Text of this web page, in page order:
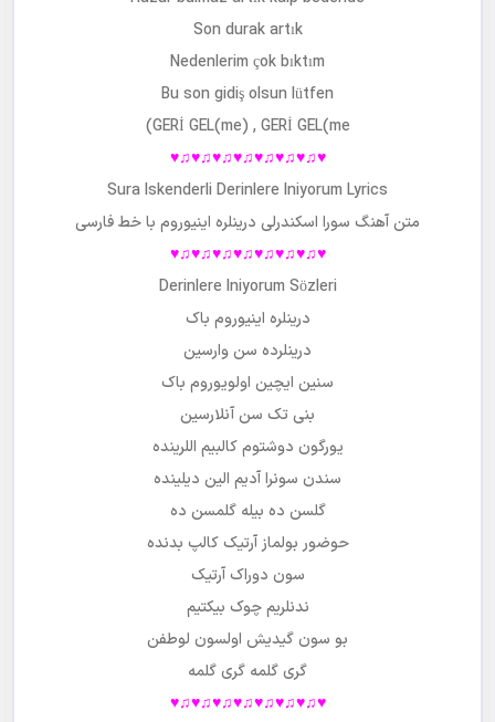
Son durak artık
Nedenlerim çok bıktım
Bu son gidiş olsun lütfen
GERİ GEL(me) , GERİ GEL(me)
♥♫♥♫♥♫♥♫♥♫♥♫♥♫♥
Sura Iskenderli Derinlere Iniyorum Lyrics
متن آهنگ سورا اسکندرلی درینلره اینیوروم با خط فارسی
♥♫♥♫♥♫♥♫♥♫♥♫♥♫♥
Derinlere Iniyorum Sözleri
درینلره اینیوروم باک
درینلرده سن وارسین
سنین ایچین اولویوروم باک
بنی تک سن آنلارسین
یورگون دوشتوم کالبیم اللرینده
سندن سونرا آدیم الین دیلینده
گلسن ده بیله گلمسن ده
حوضور بولماز آرتیک کالپ بدنده
سون دوراک آرتیک
ندنلریم چوک بیکتیم
بو سون گیدیش اولسون لوطفن
گری گلمه گری گلمه
♥♫♥♫♥♫♥♫♥♫♥♫♥♫♥